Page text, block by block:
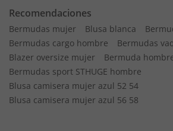
Recomendaciones
Bermudas mujer Blusa blanca
Bermudas cargo hombre
Bermudas
Blazer oversize mujer
Bermuda
Bermudas sport STHUGE hombre
Blusa camisera mujer azul 52 54
Blusa camisera mujer azul 56 58